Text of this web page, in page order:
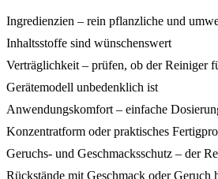
Ingredienzien – rein pflanzliche und
Inhaltsstoffe sind wünschenswert
Verträglichkeit – prüfen, ob der Reiniger
Gerätemodell unbedenklich ist
Anwendungskomfort – einfache
Konzentratform oder praktisches
Geruchs- und Geschmacksschutz – der
Rückstände mit Geschmack oder Geruch